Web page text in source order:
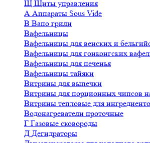
Щ Щиты управления
А Аппараты Sous Vide
В Вапо грили
Вафельницы
Вафельницы для венских и
Вафельницы для гонконгских
Вафельницы для печенья
Вафельницы тайяки
Витрины для выпечки
Витрины для порционных чипсов
Витрины тепловые для
Водонагреватели проточные
Г Газовые сковороды
Д Дегидраторы